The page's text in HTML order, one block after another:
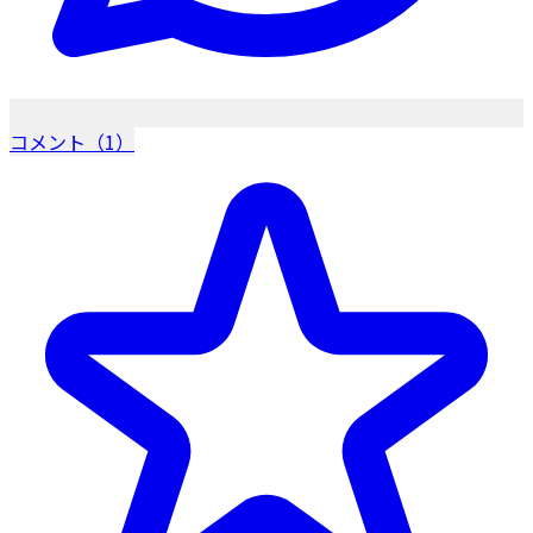
コメント（1）